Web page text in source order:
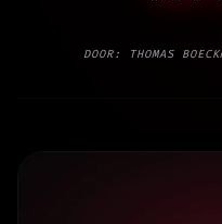
DOOR: THOMAS